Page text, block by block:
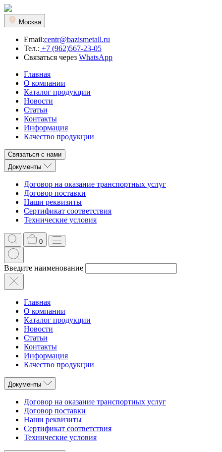
Москва
Email:centr@bazismetall.ru
Тел.: +7 (962)567-23-05
Связаться через WhatsApp
Главная
О компании
Каталог продукции
Новости
Статьи
Контакты
Информация
Качество продукции
Связаться с нами
Документы
Договор на оказание транспортных услуг
Договор поставки
Наши реквизиты
Сертификат соответствия
Технические условия
0
Введите наименование
Главная
О компании
Каталог продукции
Новости
Статьи
Контакты
Информация
Качество продукции
Документы
Договор на оказание транспортных услуг
Договор поставки
Наши реквизиты
Сертификат соответствия
Технические условия